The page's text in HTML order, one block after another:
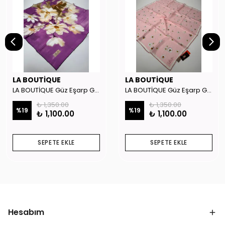
LA BOUTİQUE
LA BOUTİQUE Güz Eşarp GYSE262908
%19
₺ 1,350.00
₺ 1,100.00
SEPETE EKLE
LA BOUTİQUE
LA BOUTİQUE Güz Eşarp GYSE130804
%19
₺ 1,350.00
₺ 1,100.00
SEPETE EKLE
Hesabım